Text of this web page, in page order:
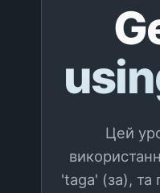
Цей
'taga' (за), та